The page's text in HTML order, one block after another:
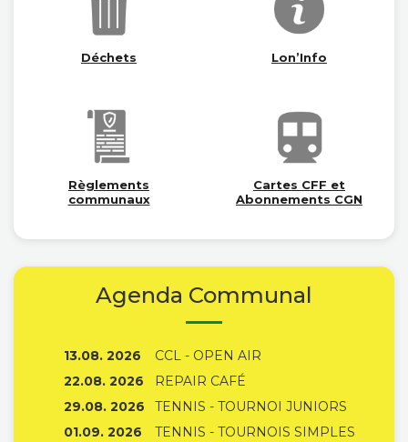
Déchets Lon’Info
Règlements
communaux
Cartes CFF et
Abonnements CGN
Agenda Communal
13.08. 2026
CCL - OPEN AIR
22.08. 2026
REPAIR CAFÉ
29.08. 2026
TENNIS - TOURNOI JUNIORS
01.09. 2026
TENNIS - TOURNOIS SIMPLES